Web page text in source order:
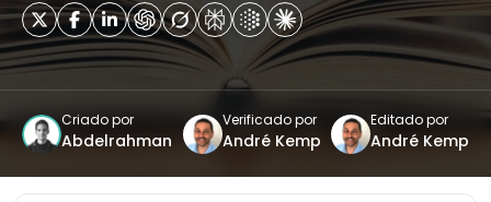
Criado por
Abdelrahman
Verificado por
André Kemp
Editado por
André Kemp